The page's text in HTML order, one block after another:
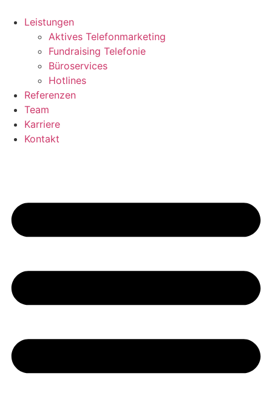
Inhalt
springen
Leistungen
Aktives Telefonmarketing
Fundraising Telefonie
Büroservices
Hotlines
Referenzen
Team
Karriere
Kontakt